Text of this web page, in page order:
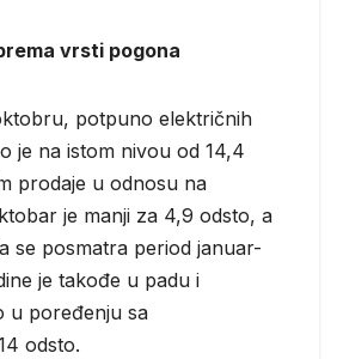
vrsti pogona
potpuno električnih
je na istom nivou od 14,4
prodaje u odnosu na
je manji za 4,9 odsto, a
se posmatra period januar-
je takođe u padu i
u poređenju sa
odsto.